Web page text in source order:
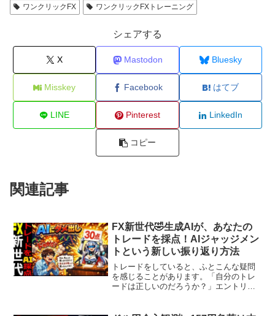
ワンクリックFX ワンクリックFXトレーニング
シェアする
X Mastodon Bluesky
Misskey Facebook はてブ
LINE Pinterest LinkedIn
コピー
関連記事
FX新世代🤣生成AIが、あなたの
トレードを採点！AIジャッジメン
トという新しい振り返り方法
トレードをしていると、ふとこんな疑問
を感じることがあります。「自分のトレ
ードは正しいのだろうか？」エントリー